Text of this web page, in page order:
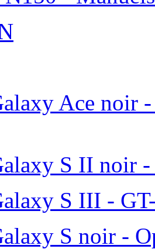
Ace noir
S II noir
S III -
S noir -